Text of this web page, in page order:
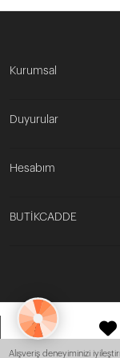
Kurumsal
Duyurular
Hesabım
BUTİKCADDE
Alışveriş deneyiminizi